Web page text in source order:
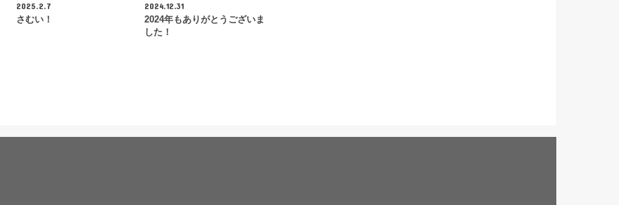
2025.2.7
さむい！
2024.12.31
2024年もありがとうございま
した！